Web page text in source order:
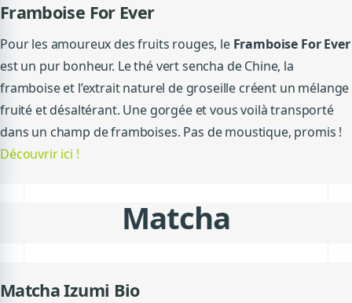
Framboise For Ever
Pour les amoureux des fruits rouges, le Framboise For Ever
est un pur bonheur. Le thé vert sencha de Chine, la
framboise et l’extrait naturel de groseille créent un mélange
fruité et désaltérant. Une gorgée et vous voilà transporté
dans un champ de framboises. Pas de moustique, promis !
Découvrir ici !
Matcha
Matcha Izumi Bio